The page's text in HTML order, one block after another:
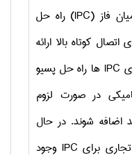
فاز (IPC) راه حل
کوتاه بالا ارائه
IPC ها راه حل پسیو
در صورت لزوم
اضافه شوند. در حال
برای IPC وجود